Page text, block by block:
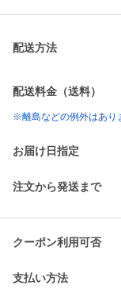
配送方法
配送料金（送料）
※離島などの例外はあり
お届け日指定
注文から発送まで
クーポン利用可否
支払い方法